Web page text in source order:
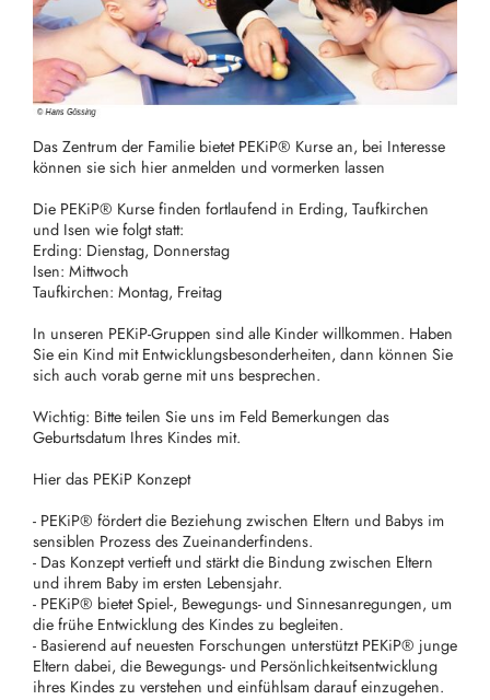
Das Zentrum der Familie bietet PEKiP® Kurse an, bei Interesse
können sie sich hier anmelden und vormerken lassen
Die PEKiP® Kurse finden fortlaufend in Erding, Taufkirchen
und Isen wie folgt statt:
Erding: Dienstag, Donnerstag
Isen: Mittwoch
Taufkirchen: Montag, Freitag
In unseren PEKiP-Gruppen sind alle Kinder willkommen. Haben
Sie ein Kind mit Entwicklungsbesonderheiten, dann können Sie
sich auch vorab gerne mit uns besprechen.
Wichtig: Bitte teilen Sie uns im Feld Bemerkungen das
Geburtsdatum Ihres Kindes mit.
Hier das PEKiP Konzept
- PEKiP® fördert die Beziehung zwischen Eltern und Babys im
sensiblen Prozess des Zueinanderfindens.
- Das Konzept vertieft und stärkt die Bindung zwischen Eltern
und ihrem Baby im ersten Lebensjahr.
- PEKiP® bietet Spiel-, Bewegungs- und Sinnesanregungen, um
die frühe Entwicklung des Kindes zu begleiten.
- Basierend auf neuesten Forschungen unterstützt PEKiP® junge
Eltern dabei, die Bewegungs- und Persönlichkeitsentwicklung
ihres Kindes zu verstehen und einfühlsam darauf einzugehen.